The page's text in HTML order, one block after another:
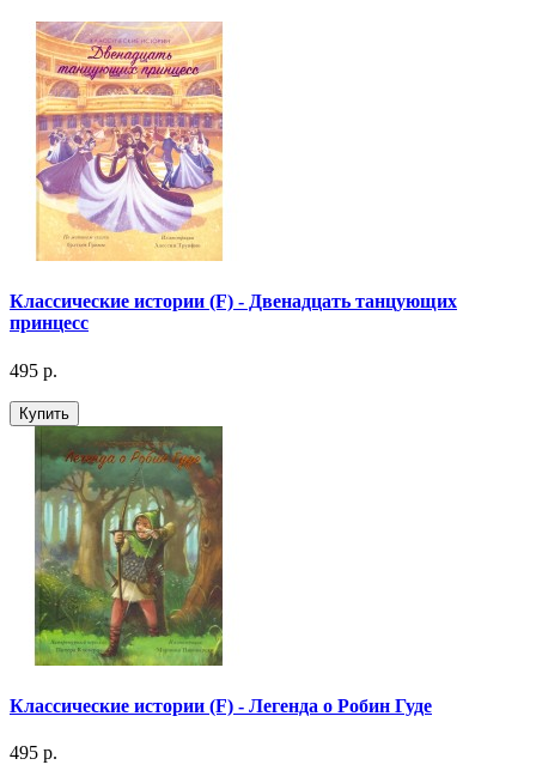
Классические истории (F) - Двенадцать танцующих
принцесс
495 р.
Купить
Классические истории (F) - Легенда о Робин Гуде
495 р.